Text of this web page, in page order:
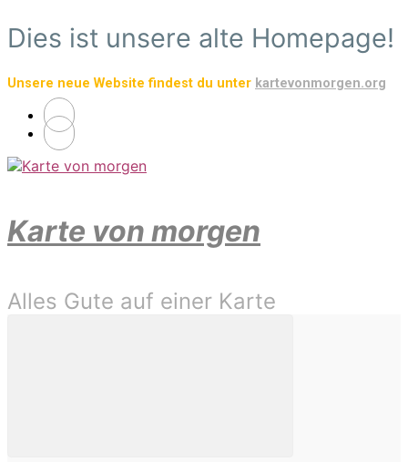
Zum
Hauptinhalt
Dies ist unsere alte Homepage!
Unsere neue Website findest du unter kartevonmorgen.org
Karte von morgen
Alles Gute auf einer Karte